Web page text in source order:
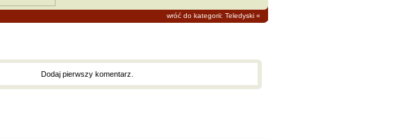
wróć do kategorii: Teledyski«
Dodaj pierwszy komentarz.